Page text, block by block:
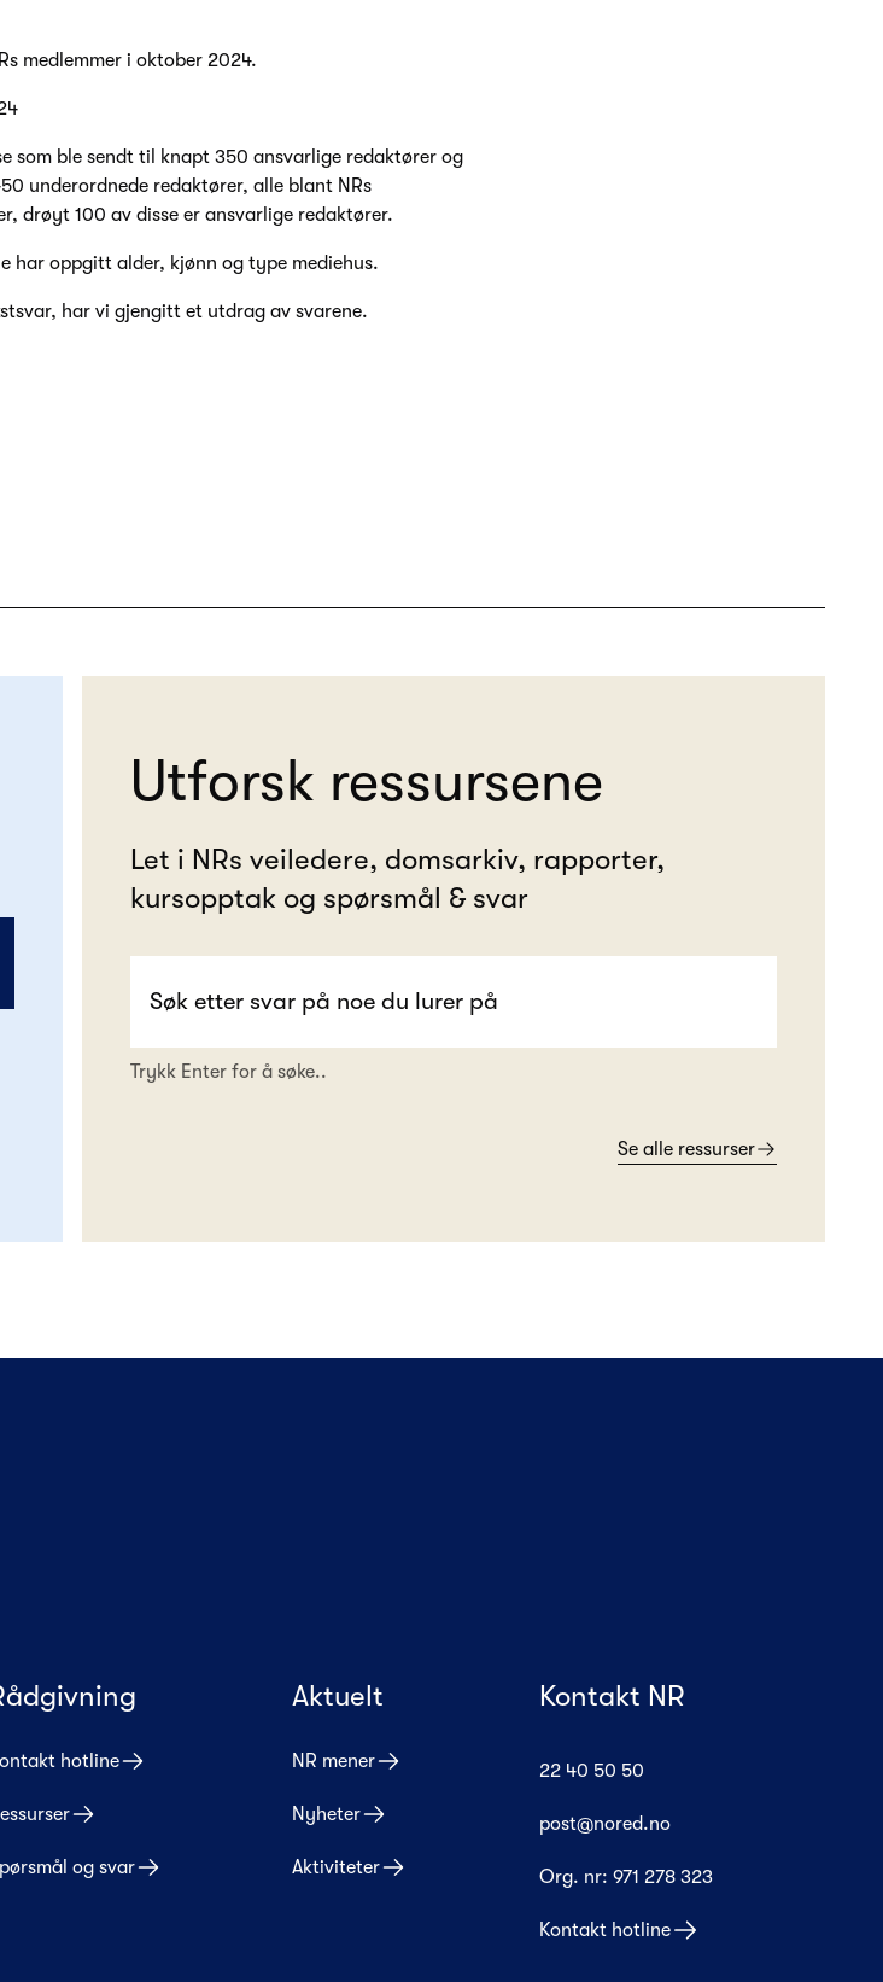
medlemmer i oktober 2024.
som ble sendt til knapt 350 ansvarlige redaktører og
underordnede redaktører, alle blant NRs
drøyt 100 av disse er ansvarlige redaktører.
har oppgitt alder, kjønn og type mediehus.
har vi gjengitt et utdrag av svarene.
Utforsk ressursene
Let i NRs veiledere, domsarkiv, rapporter,
kursopptak og spørsmål & svar
Trykk Enter for å søke..
Se alle ressurser
hotline
og svar
Aktuelt
NR mener
Nyheter
Aktiviteter
Kontakt NR
22 40 50 50
post@nored.no
Org. nr:971 278 323
Kontakt hotline